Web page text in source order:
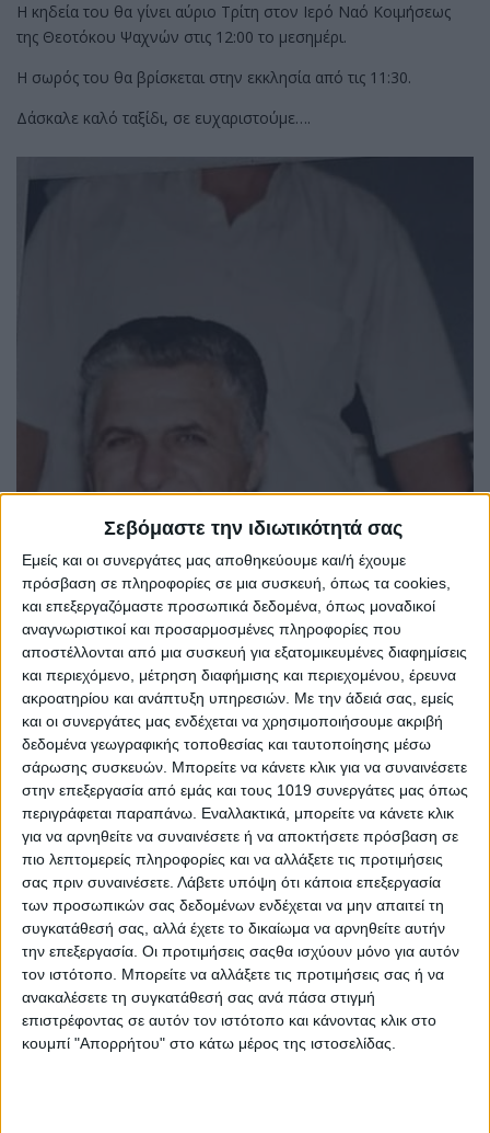
Σεβόμαστε την ιδιωτικότητά σας
Εμείς και οι συνεργάτες μας αποθηκεύουμε και/ή έχουμε
πρόσβαση σε πληροφορίες σε μια συσκευή, όπως τα cookies,
και επεξεργαζόμαστε προσωπικά δεδομένα, όπως μοναδικοί
αναγνωριστικοί και προσαρμοσμένες πληροφορίες που
αποστέλλονται από μια συσκευή για εξατομικευμένες διαφημίσεις
και περιεχόμενο, μέτρηση διαφήμισης και περιεχομένου, έρευνα
ακροατηρίου και ανάπτυξη υπηρεσιών. Με την άδειά σας, εμείς
και οι συνεργάτες μας ενδέχεται να χρησιμοποιήσουμε ακριβή
δεδομένα γεωγραφικής τοποθεσίας και ταυτοποίησης μέσω
σάρωσης συσκευών. Μπορείτε να κάνετε κλικ για να συναινέσετε
στην επεξεργασία από εμάς και τους 1019 συνεργάτες μας όπως
περιγράφεται παραπάνω. Εναλλακτικά, μπορείτε να κάνετε κλικ
για να αρνηθείτε να συναινέσετε ή να αποκτήσετε πρόσβαση σε
πιο λεπτομερείς πληροφορίες και να αλλάξετε τις προτιμήσεις
σας πριν συναινέσετε. Λάβετε υπόψη ότι κάποια επεξεργασία
των προσωπικών σας δεδομένων ενδέχεται να μην απαιτεί τη
συγκατάθεσή σας, αλλά έχετε το δικαίωμα να αρνηθείτε αυτήν
την επεξεργασία. Οι προτιμήσεις σαςθα ισχύουν μόνο για αυτόν
τον ιστότοπο. Μπορείτε να αλλάξετε τις προτιμήσεις σας ή να
ανακαλέσετε τη συγκατάθεσή σας ανά πάσα στιγμή
επιστρέφοντας σε αυτόν τον ιστότοπο και κάνοντας κλικ στο
κουμπί "Απορρήτου" στο κάτω μέρος της ιστοσελίδας.
Η κηδεία του θα γίνει αύριο Τρίτη στον Ιερό Ναό Κοιμήσεως
της Θεοτόκου Ψαχνών στις 12:00 το μεσημέρι.
Η σωρός του θα βρίσκεται στην εκκλησία από τις 11:30.
Δάσκαλε καλό ταξίδι, σε ευχαριστούμε….
Share
Share Post Email